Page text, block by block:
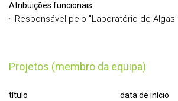
Atribuições funcionais:
Responsável pelo "Laboratório de Algas"
Projetos (membro da equipa)
título data de início